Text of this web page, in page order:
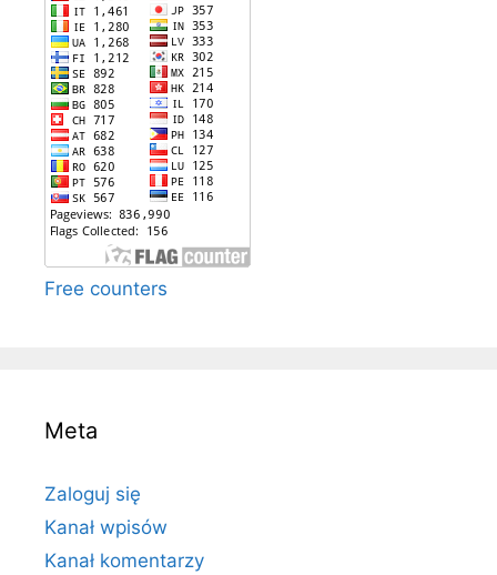
Free counters
Meta
Zaloguj się
Kanał wpisów
Kanał komentarzy